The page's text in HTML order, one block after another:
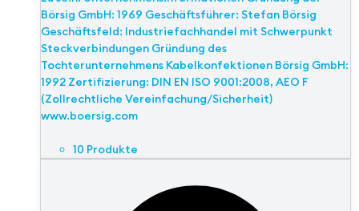
Börsig GmbH: 1969 Geschäftsführer: Stefan Börsig
Geschäftsfeld: Industriefachhandel mit Schwerpunkt
Steckverbindungen Gründung des
Tochterunternehmens Kabelkonfektionen Börsig GmbH:
1992 Zertifizierung: DIN EN ISO 9001:2008, AEO F
(Zollrechtliche Vereinfachung/Sicherheit)
www.boersig.com
10 Produkte